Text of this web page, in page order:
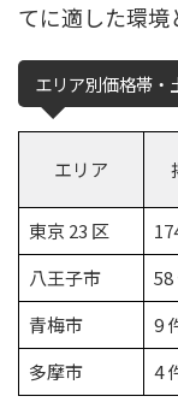
てに適した環境
エリア別価格帯・
エリア
東京 23 区
八王子市
58
青梅市
9
多摩市
4